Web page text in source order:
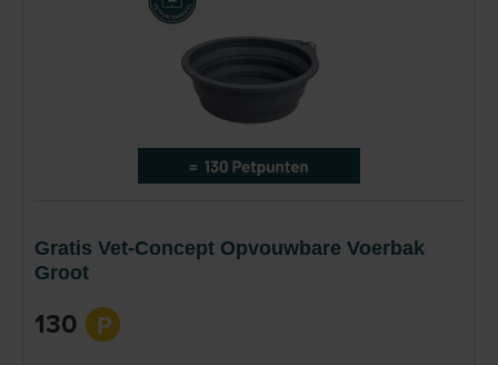
Gratis Vet-Concept Opvouwbare Voerbak
Groot
130 P